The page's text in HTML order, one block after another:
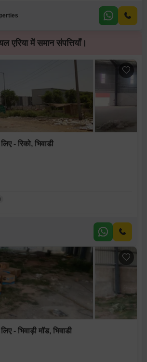
एरिया में समान संपत्तियाँ।
- रिको, भिवाडी
- भिवाड़ी मॉड, भिवाडी